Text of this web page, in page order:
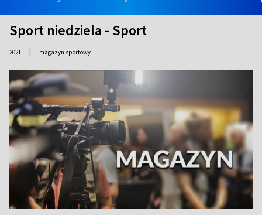
Sport niedziela - Sport
2021 | magazyn sportowy